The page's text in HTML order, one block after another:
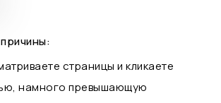
страницы и кликаете
намного превышающую